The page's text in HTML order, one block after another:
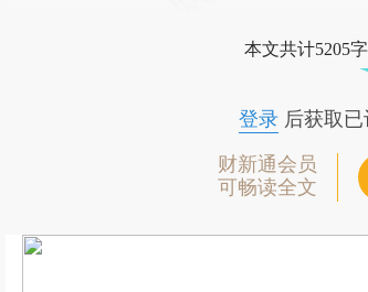
本文共计5205
登录后获取已
财新通会员
可畅读全文